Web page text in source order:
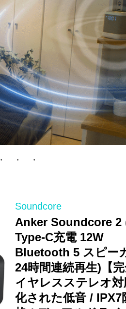
・ ・ ・
Soundcore
Anker Soundcore 2
Type-C充電 12W
Bluetooth 5 スピー
24時間連続再生)【
イヤレスステレオ対
化された低音 / IPX7